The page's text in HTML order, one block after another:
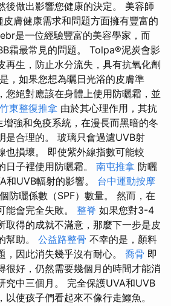
後做出影響您健康的決定。 美容師
膚健康需求和問題方面擁有豐富的
是一位經驗豐富的美容學家，而
霜最常見的問題。 Tolpa®泥炭會影
再生，防止水分流失，具有抗氧化劑
，如果您想為曬日光浴的皮膚準
您絕對應該在身體上使用防曬霜，並
竹東整復推拿 由於其心理作用，其抗
強和免疫系統，在漫長而黑暗的冬
是合理的。 玻璃只會過濾UVB射
也損壞。 即使紫外線指數可能較
日子裡使用防曬霜。 南屯推拿 防曬
和UVB輻射的影響。 台中運動按摩
防曬係數（SPF）數量。 然而，在
能會完全失敗。 整脊 如果您對3-4
取得的成就不滿意，那麼下一步是皮
幫助。 公益路整骨 不幸的是，顏料
，因此消失幾乎沒有耐心。 喬骨 即
很好，仍然需要幾個月的時間才能消
究中三個月。 完全保護UVA和UVB
使孩子們看起來不像行走鱷魚。